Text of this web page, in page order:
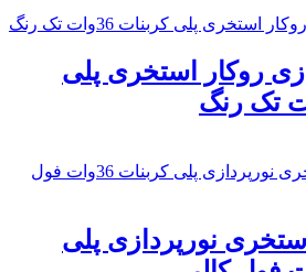
روکار استخری پلی
نورپردازی پلی